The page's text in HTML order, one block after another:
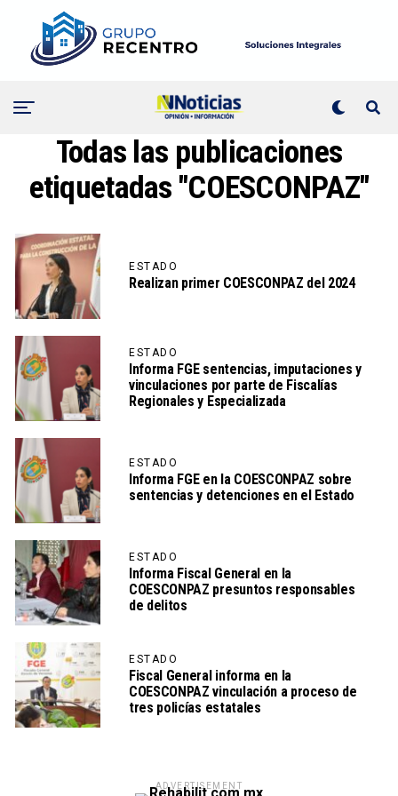
Todas las publicaciones
etiquetadas "COESCONPAZ"
ESTADO
Realizan primer COESCONPAZ del 2024
ESTADO
Informa FGE sentencias, imputaciones y
vinculaciones por parte de Fiscalías
Regionales y Especializada
ESTADO
Informa FGE en la COESCONPAZ sobre
sentencias y detenciones en el Estado
ESTADO
Informa Fiscal General en la
COESCONPAZ presuntos responsables
de delitos
ESTADO
Fiscal General informa en la
COESCONPAZ vinculación a proceso de
tres policías estatales
ADVERTISEMENT